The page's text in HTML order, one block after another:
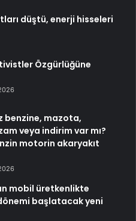
düştü, enerji hisseleri
Özgürlüğüne
benzine, mazota,
veya indirim var mı?
motorin akaryakıt
mobil üretkenlikte
başlatacak yeni